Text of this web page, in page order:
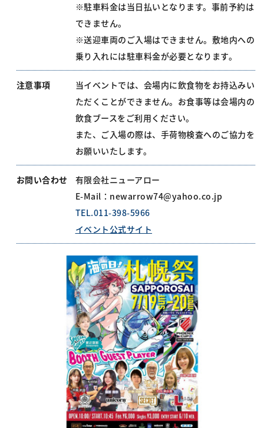
※駐車料金は当日払いとなります。事前予約は
できません。
※送迎車両のご入場はできません。敷地内への
乗り入れには駐車料金が必要となります。
注意事項
当イベントでは、会場内に飲食物をお持込みい
ただくことができません。お食事等は会場内の
飲食ブースをご利用ください。
また、ご入場の際は、手荷物検査へのご協力を
お願いいたします。
お問い合わせ
有限会社ニューアロー
E-Mail：newarrow74@yahoo.co.jp
TEL.011-398-5966
イベント公式サイト